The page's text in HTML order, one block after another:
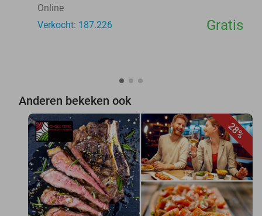
Online
Verkocht: 187.226
Gratis
Anderen bekeken ook
28%